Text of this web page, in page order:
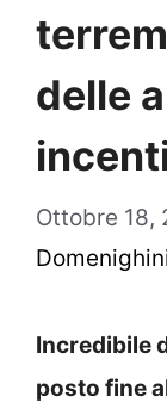
delle
Ottobre 18,
Incredibile
posto fine